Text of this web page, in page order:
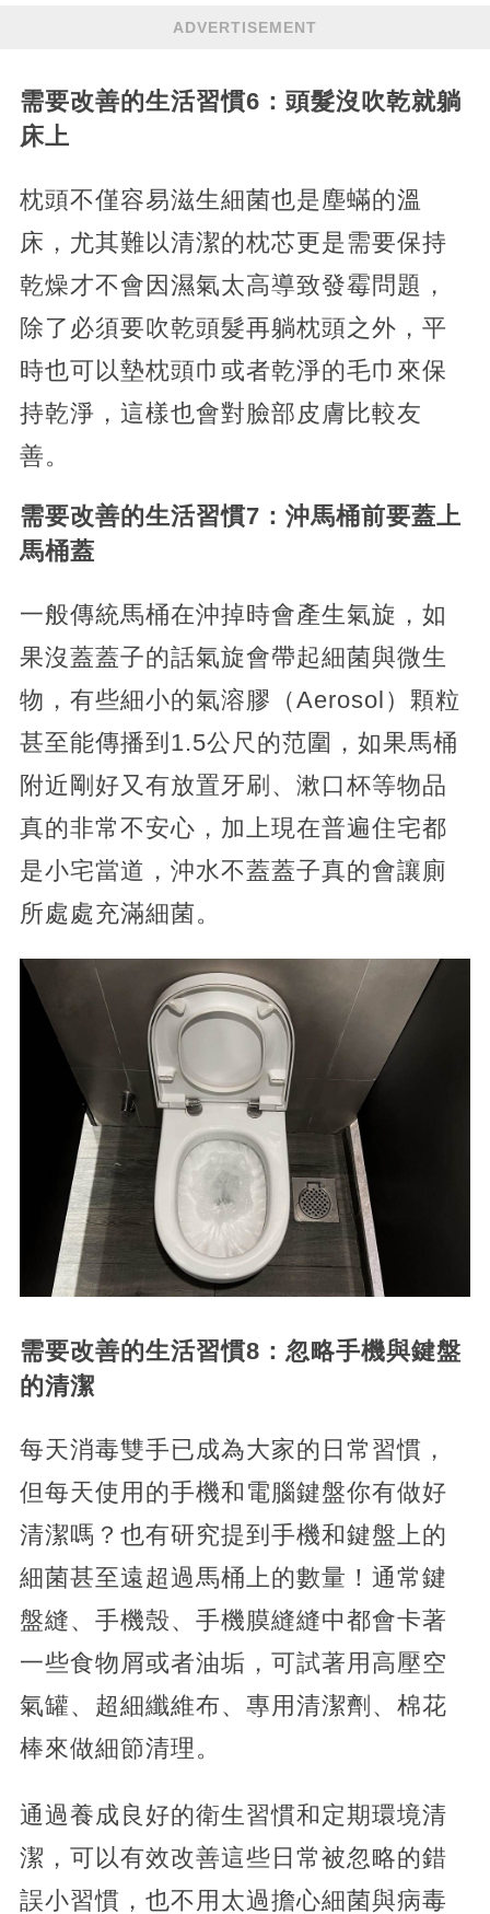
ADVERTISEMENT
需要改善的生活習慣6：頭髮沒吹乾就躺
床上
枕頭不僅容易滋生細菌也是塵蟎的溫
床，尤其難以清潔的枕芯更是需要保持
乾燥才不會因濕氣太高導致發霉問題，
除了必須要吹乾頭髮再躺枕頭之外，平
時也可以墊枕頭巾或者乾淨的毛巾來保
持乾淨，這樣也會對臉部皮膚比較友
善。
需要改善的生活習慣7：沖馬桶前要蓋上
馬桶蓋
一般傳統馬桶在沖掉時會產生氣旋，如
果沒蓋蓋子的話氣旋會帶起細菌與微生
物，有些細小的氣溶膠（Aerosol）顆粒
甚至能傳播到1.5公尺的范圍，如果馬桶
附近剛好又有放置牙刷、漱口杯等物品
真的非常不安心，加上現在普遍住宅都
是小宅當道，沖水不蓋蓋子真的會讓廁
所處處充滿細菌。
需要改善的生活習慣8：忽略手機與鍵盤
的清潔
每天消毒雙手已成為大家的日常習慣，
但每天使用的手機和電腦鍵盤你有做好
清潔嗎？也有研究提到手機和鍵盤上的
細菌甚至遠超過馬桶上的數量！通常鍵
盤縫、手機殼、手機膜縫縫中都會卡著
一些食物屑或者油垢，可試著用高壓空
氣罐、超細纖維布、專用清潔劑、棉花
棒來做細節清理。
通過養成良好的衛生習慣和定期環境清
潔，可以有效改善這些日常被忽略的錯
誤小習慣，也不用太過擔心細菌與病毒